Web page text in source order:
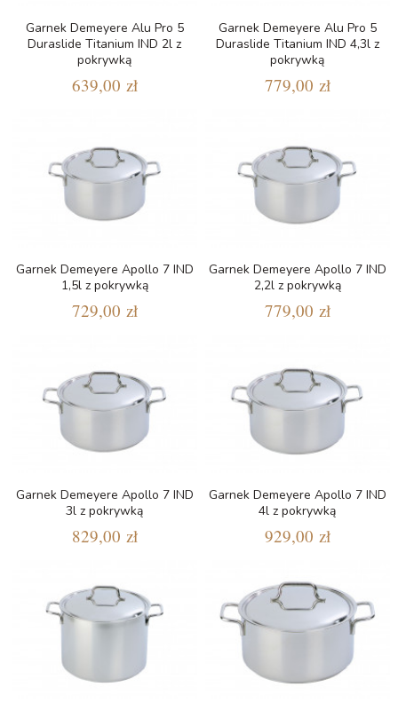
Garnek Demeyere Alu Pro 5
Duraslide Titanium IND 2l z
pokrywką
639,00 zł
Garnek Demeyere Alu Pro 5
Duraslide Titanium IND 4,3l z
pokrywką
779,00 zł
Garnek Demeyere Apollo 7 IND
1,5l z pokrywką
729,00 zł
Garnek Demeyere Apollo 7 IND
2,2l z pokrywką
779,00 zł
Garnek Demeyere Apollo 7 IND
3l z pokrywką
829,00 zł
Garnek Demeyere Apollo 7 IND
4l z pokrywką
929,00 zł